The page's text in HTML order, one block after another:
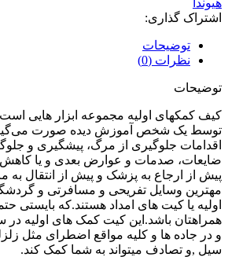
هیوندا
اشتراک گذاری:
توضیحات
نظرات (0)
توضیحات
کیف کمکهای اولیه مجموعه ابزار هایی
توسط یک شخص آموزش دیده صورت
اقدامات جلوگیری از مرگ، پیشگیری و
ضایعات، صدمات و عوارض بعدی و یا
پیش از ارجاع به پزشک و پیش از انتقال به
مهترین وسایل تفریحی و مسافرتی و
اولیه یا کیت های امداد هستند.که بایستی
همراهتان باشد.این کیت کمک های اولیه در
و در جاده ها و کلیه مواقع اضطرای مثل
سیل ,و تصادف میتواند به شما کمک کند.